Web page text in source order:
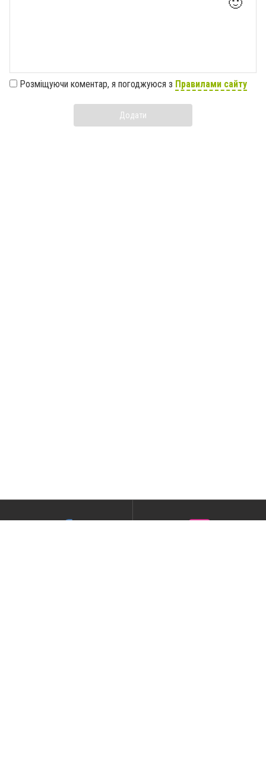
Розміщуючи коментар, я погоджуюся з Правилами сайту
Додати